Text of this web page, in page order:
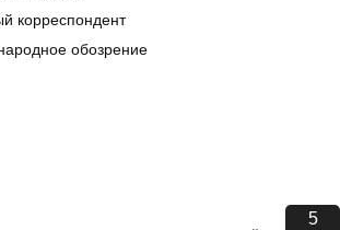
корреспондент
обозрение
5